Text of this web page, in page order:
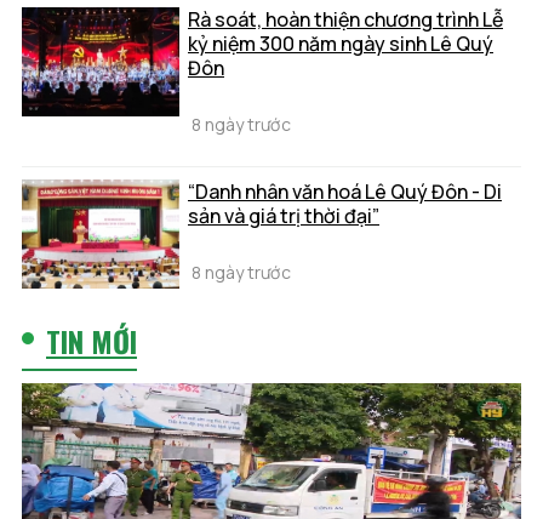
Rà soát, hoàn thiện chương trình Lễ
kỷ niệm 300 năm ngày sinh Lê Quý
Đôn
8 ngày trước
“Danh nhân văn hoá Lê Quý Đôn - Di
sản và giá trị thời đại”
8 ngày trước
TIN MỚI